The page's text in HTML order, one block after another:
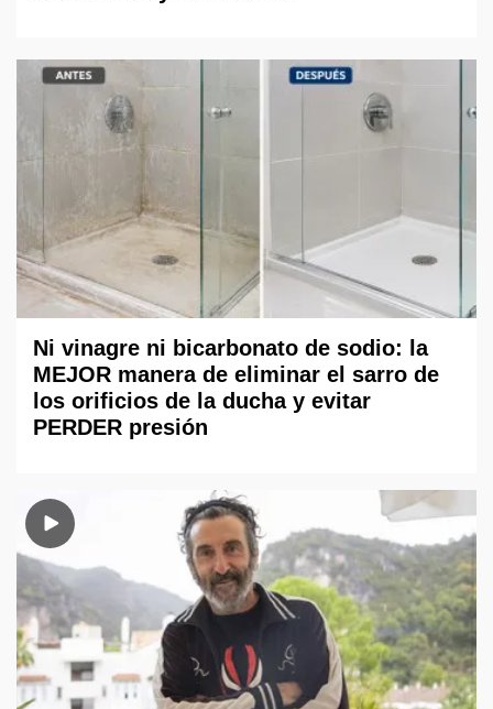
Ni vinagre ni bicarbonato de sodio: la
MEJOR manera de eliminar el sarro de
los orificios de la ducha y evitar
PERDER presión